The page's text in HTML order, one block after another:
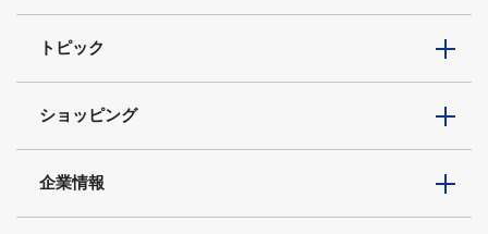
トピック
ショッピング
企業情報